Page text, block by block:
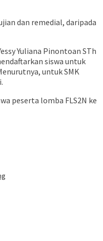
dan remedial, daripada
Yuliana Pinontoan STh
siswa untuk
untuk SMK
peserta lomba FLS2N ke